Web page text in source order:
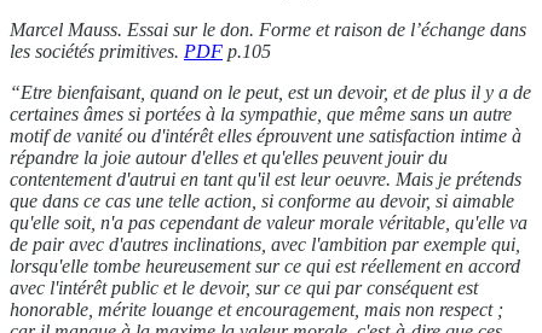
Marcel Mauss. Essai sur le don. Forme et raison de l’échange dans
les sociétés primitives. PDF p.105
“Etre bienfaisant, quand on le peut, est un devoir, et de plus il y a de
certaines âmes si portées à la sympathie, que même sans un autre
motif de vanité ou d'intérêt elles éprouvent une satisfaction intime à
répandre la joie autour d'elles et qu'elles peuvent jouir du
contentement d'autrui en tant qu'il est leur oeuvre. Mais je prétends
que dans ce cas une telle action, si conforme au devoir, si aimable
qu'elle soit, n'a pas cependant de valeur morale véritable, qu'elle va
de pair avec d'autres inclinations, avec l'ambition par exemple qui,
lorsqu'elle tombe heureusement sur ce qui est réellement en accord
avec l'intérêt public et le devoir, sur ce qui par conséquent est
honorable, mérite louange et encouragement, mais non respect ;